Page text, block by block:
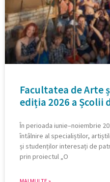
Facultatea de Arte
ediția 2026 a Școlii
În perioada iunie–noiembrie
întâlnire al specialiștilor,
și studenților interesați de
prin proiectul „O